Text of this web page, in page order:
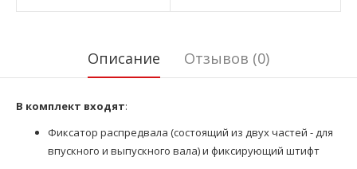
Описание Отзывов (0)
В комплект входят:
Фиксатор распредвала (состоящий из двух частей - для
впускного и выпускного вала) и фиксирующий штифт